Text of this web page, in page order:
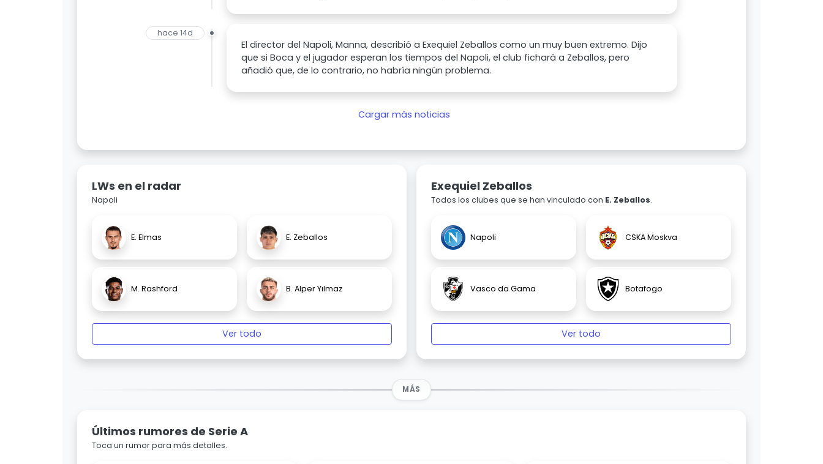
hace 14d
El director del Napoli, Manna, describió a Exequiel Zeballos como un muy buen extremo. Dijo
que si Boca y el jugador esperan los tiempos del Napoli, el club fichará a Zeballos, pero
añadió que, de lo contrario, no habría ningún problema.
Cargar más noticias
LWs en el radar
Napoli
E. Elmas E. Zeballos
M. Rashford B. Alper Yılmaz
Ver todo
Exequiel Zeballos
Todos los clubes que se han vinculado con E. Zeballos.
Napoli CSKA Moskva
Vasco da Gama Botafogo
Ver todo
MÁS
Últimos rumores de Serie A
Toca un rumor para más detalles.